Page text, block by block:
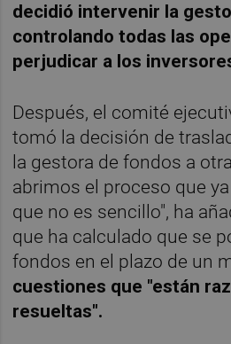
decidió intervenir la
controlando todas las
perjudicar a los
Después, el comité
tomó la decisión de
la gestora de fondos a
abrimos el proceso que
que no es sencillo", ha
que ha calculado que se
fondos en el plazo de un
cuestiones que "están
resueltas".